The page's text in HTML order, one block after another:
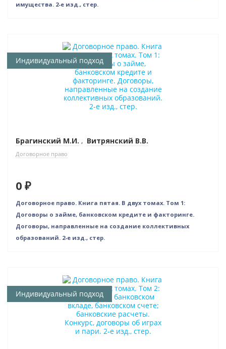
имущества. 2-е изд., стер.
Нет в наличии
Индивидуальный подход
Брагинский М.И. , Витрянский В.В.
Договорное право
0 ₽
Договорное право. Книга пятая. В двух томах. Том 1:
Договоры о займе, банковском кредите и факторинге.
Договоры, направленные на создание коллективных
образований. 2-е изд., стер.
Нет в наличии
Индивидуальный подход